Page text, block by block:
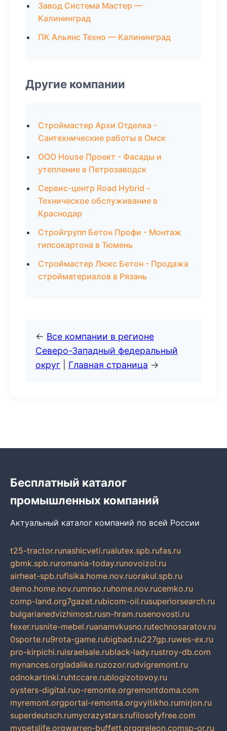
Завод Система Мастер —
Калининград
ПК Альянс Техно — Калининград
Другие компании
Строймастер Архи Отделка -
Сантехнические работы в Омск
ООО House Проект - Фасады и
утепление в Петрозаводск
Сервис-центр Road Hybrid -
Техническое обслуживание в
Краснодар
Стройгрупп Бетон Профи - Монтаж
гипсокартона в Тюмень
Строймастер Люкс Бетон - Продажа
стройматериалов в Рязань
← Все компании в регионе
Северо-Западный федеральный
округ
Главная страница →
Бесплатный каталог
промышленных компаний
Актуальный каталог компаний по всей России
t25-tractor.runashicveti.rualutex.spb.rufas.ru
gbmk.spb.ruromania-today.runovoizol.ru
airheat-spb.rufisika.home.nov.ruorakul.spb.ru
demo.home.nov.rumnso.ruhome.nov.rucemko.ru
comp-land.org7gazet.rubicom-oil.rusuperiorsearch.ru
bulgarianedvizhimost.rusn-hram.rusenovosti.ru
fexer.rusnite-mebel.ruanamvkusno.rutechnosaratov.ru
0sporte.ru9rota-game.rubigbad.ru227gp.ruwes-ex.ru
pro-kirpichi.ruisraelsale.rublack-lady.rustroy-db.com
mynances.orgladalike.ruzozor.rudvigremont.ru
odnokartinki.ruhtccare.rublogizotovoy.ru
oysters-digital.ruo-remonte.orgremontdoma.com
myremont.orgportal-remonta.orgvyitikho.rumirjon.ru
superdeutsch.rumycrazystars.rufilosofyfree.com
mypetslife.orgwarren-buffett.orggreleon.comsp-or.ru